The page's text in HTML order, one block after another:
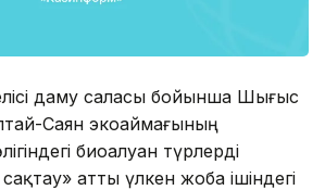
даму саласы бойынша Шығыс
Саян экоаймағының
биоалуан түрлерді
атты үлкен жоба ішіндегі